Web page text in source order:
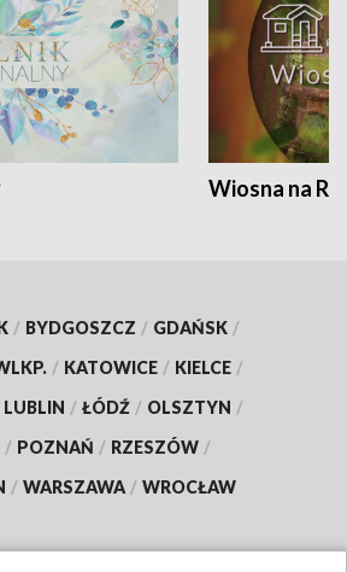
Wiosna na
/ BYDGOSZCZ / GDAŃSK /
/ KATOWICE / KIELCE /
LUBLIN / ŁÓDŹ / OLSZTYN /
/ POZNAŃ / RZESZÓW /
/ WARSZAWA / WROCŁAW